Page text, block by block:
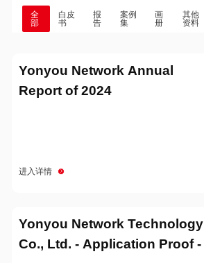
全
部
白皮
书
报
告
案例
集
画
册
其他
资料
Yonyou Network Annual
Report of 2024
进入详情
Yonyou Network Technology
Co., Ltd. - Application Proof -